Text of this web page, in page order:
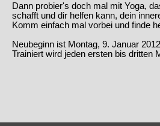
Dann probier's doch mal mit Yoga,
schafft und dir helfen kann, dein
Komm einfach mal vorbei und finde
Neubeginn ist Montag, 9. Januar
Trainiert wird jeden ersten bis dritten